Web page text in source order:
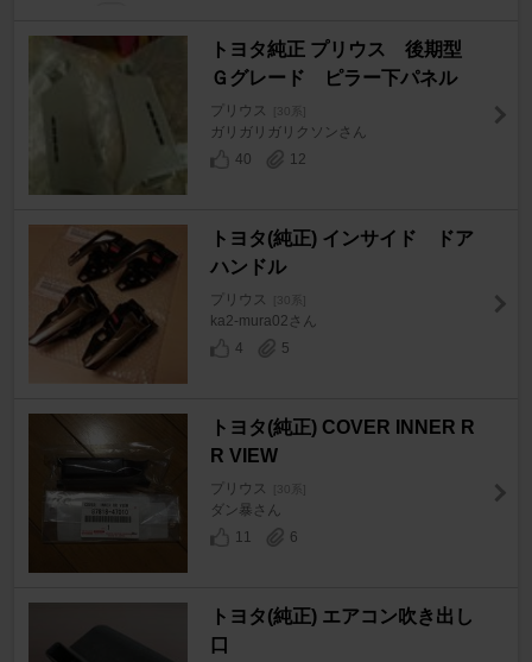
トヨタ純正 プリウス 後期型
Ｇグレード ピラー下パネル
プリウス [30系]
ガリガリガリクソンさん
40
12
トヨタ(純正) インサイド ドア
ハンドル
プリウス [30系]
ka2-mura02さん
4
5
トヨタ(純正) COVER INNER R
R VIEW
プリウス [30系]
ダン暴さん
11
6
トヨタ(純正) エアコン吹き出し
口